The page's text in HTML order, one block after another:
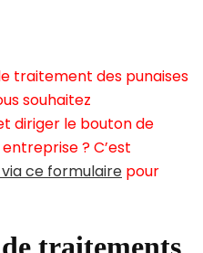
traitement des punaises
souhaitez
diriger le bouton de
? C’est
ce formulaire pour